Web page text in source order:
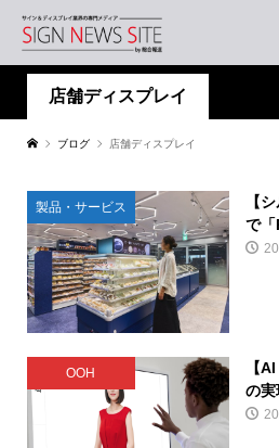
店舗ディスプレイ
ブログ 店舗ディスプレイ
製品・サービス
【
で
OOH
【
の